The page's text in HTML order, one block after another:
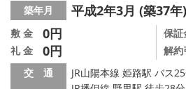
築年月 平成2年3月 (築37年)
敷 金 0円
礼 金 0円
保証
解約
交 通
JR山陽本線 姫路駅 バス